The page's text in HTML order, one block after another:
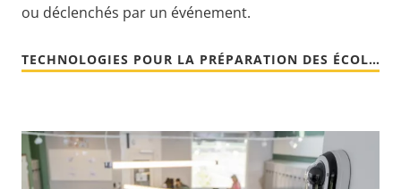
ou déclenchés par un événement.
TECHNOLOGIES POUR LA PRÉPARATION DES ÉCOLES [EN]